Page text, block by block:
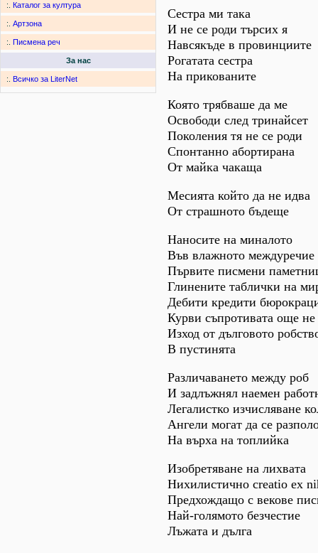
:. Каталог за култура
:. Артзона
:. Писмена реч
За нас
:. Всичко за LiterNet
Сестра ми така
И не се роди търсих я
Навсякъде в провинциите
Рогатата сестра
На прикованите
Която трябваше да ме
Освободи след тринайсет
Поколения тя не се роди
Спонтанно абортирана
От майка чакаща
Месията който да не идва
От страшното бъдеще
Наносите на миналото
Във влажното междуречие
Първите писмени
Глинените таблички на
Дебити кредити
Курви съпротивата още
Изход от дълговото
В пустинята
Различаването между роб
И задлъжнял наемен
Легалистко изчисляване
Ангели могат да се
На върха на топлийка
Изобретяване на лихвата
Нихилистично creatio ex
Предхождащо с векове
Най-голямото безчестие
Лъжата и дълга